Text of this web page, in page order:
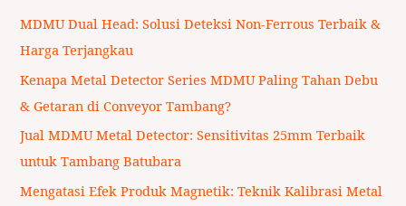
c
h
:
MDMU Dual Head: Solusi Deteksi Non-Ferrous Terbaik &
Harga Terjangkau
Kenapa Metal Detector Series MDMU Paling Tahan Debu
& Getaran di Conveyor Tambang?
Jual MDMU Metal Detector: Sensitivitas 25mm Terbaik
untuk Tambang Batubara
Mengatasi Efek Produk Magnetik: Teknik Kalibrasi Metal